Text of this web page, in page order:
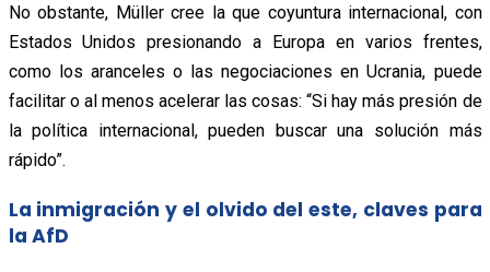
No obstante, Müller cree la que coyuntura internacional, con
Estados Unidos presionando a Europa en varios frentes,
como los aranceles o las negociaciones en Ucrania, puede
facilitar o al menos acelerar las cosas: “Si hay más presión de
la política internacional, pueden buscar una solución más
rápido”.
La inmigración y el olvido del este, claves para
la AfD